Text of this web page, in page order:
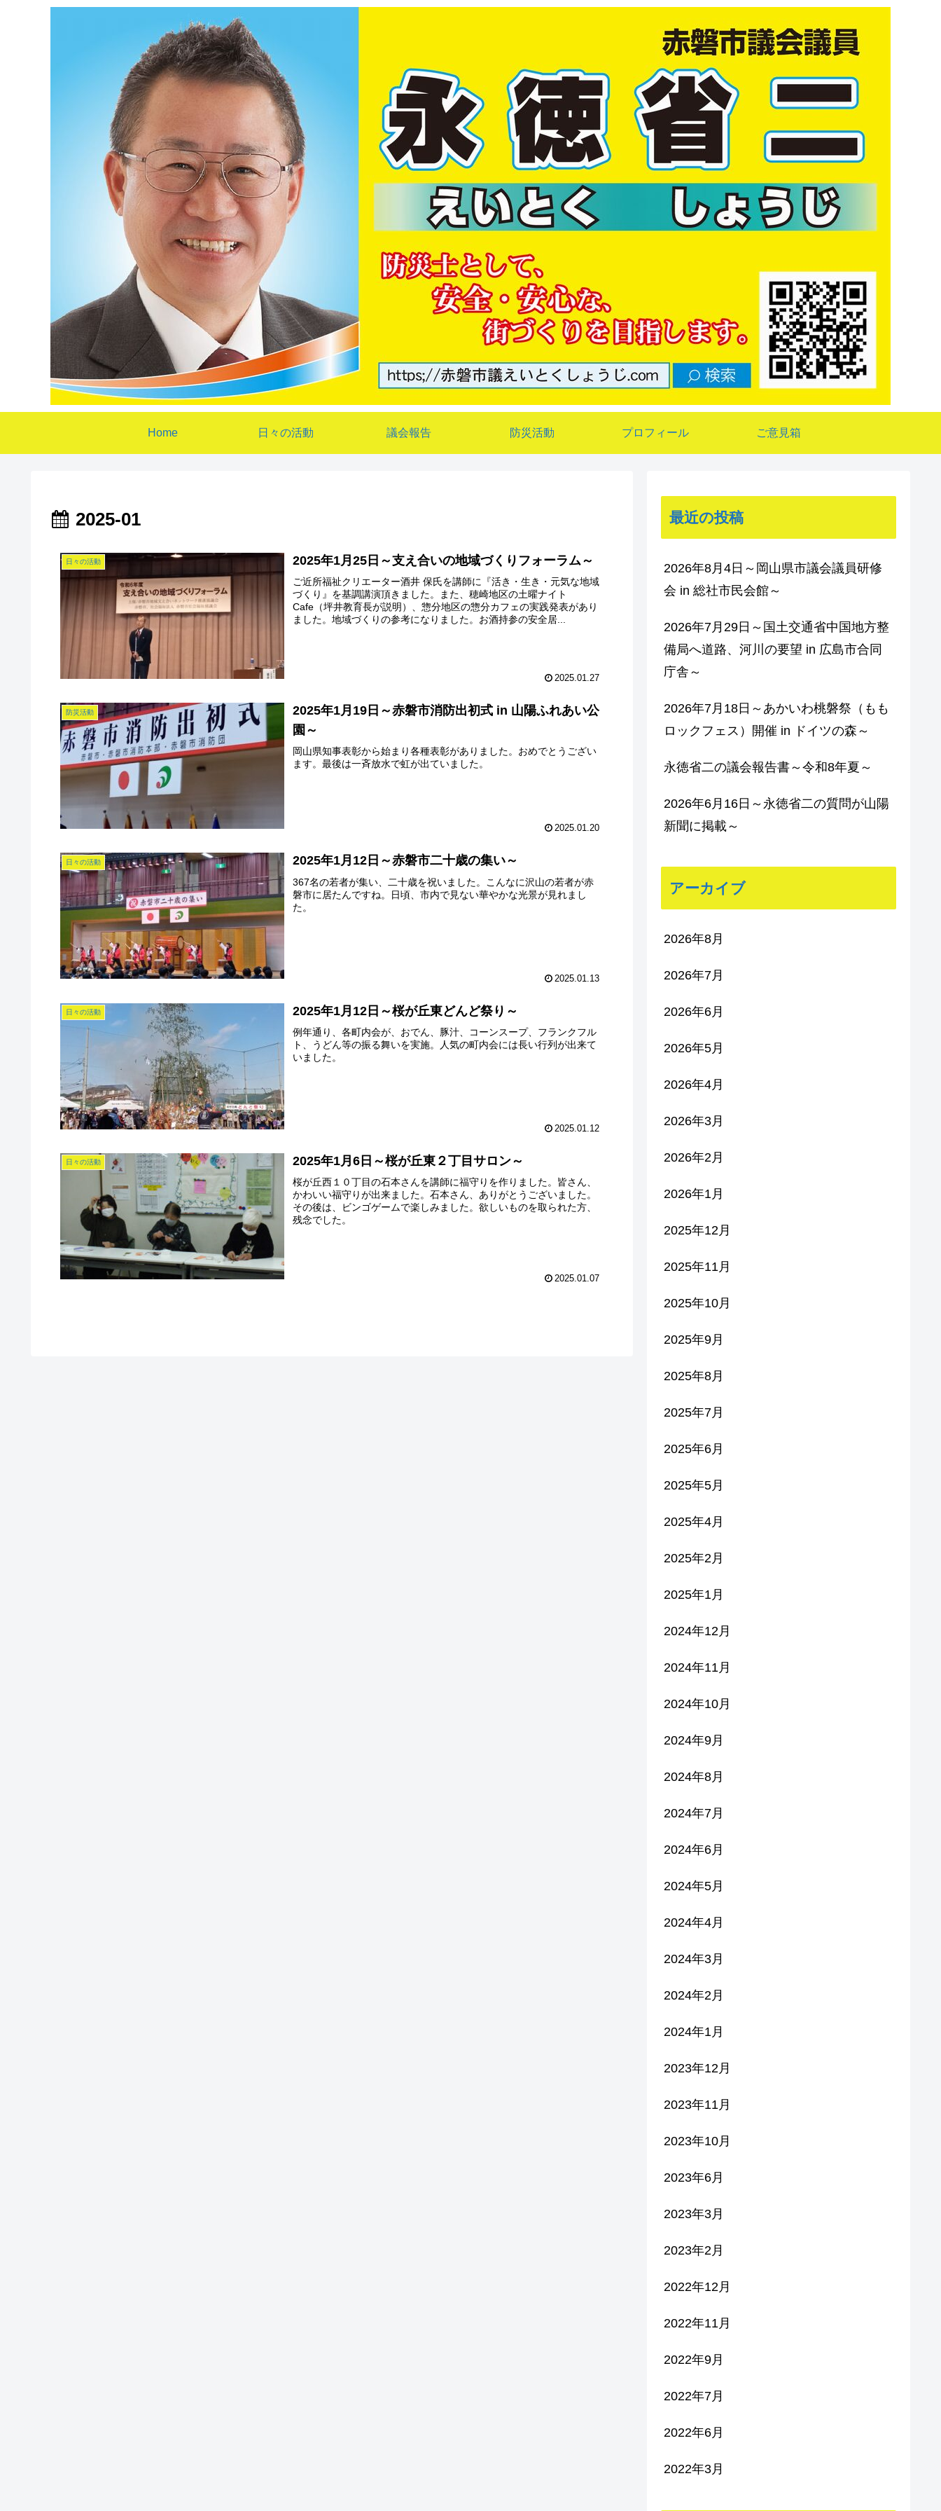
Home 日々の活動 議会報告 防災活動 プロフィール ご意見箱
2025-01
日々の活動 2025年1月25日～支え合いの地域づくりフォーラム～
ご近所福祉クリエーター酒井 保氏を講師に『活き・生き・元気な地域
づくり』を基調講演頂きました。また、穂崎地区の土曜ナイト
Cafe（坪井教育長が説明）、惣分地区の惣分カフェの実践発表があり
ました。地域づくりの参考になりました。お酒持参の安全居...
2025.01.27
防災活動
2025年1月19日～赤磐市消防出初式 in 山陽ふれあい公
園～
岡山県知事表彰から始まり各種表彰がありました。おめでとうござい
ます。最後は一斉放水で虹が出ていました。
2025.01.20
日々の活動 2025年1月12日～赤磐市二十歳の集い～
367名の若者が集い、二十歳を祝いました。こんなに沢山の若者が赤
磐市に居たんですね。日頃、市内で見ない華やかな光景が見れまし
た。
2025.01.13
日々の活動 2025年1月12日～桜が丘東どんど祭り～
例年通り、各町内会が、おでん、豚汁、コーンスープ、フランクフル
ト、うどん等の振る舞いを実施。人気の町内会には長い行列が出来て
いました。
2025.01.12
日々の活動 2025年1月6日～桜が丘東２丁目サロン～
桜が丘西１０丁目の石本さんを講師に福守りを作りました。皆さん、
かわいい福守りが出来ました。石本さん、ありがとうございました。
その後は、ビンゴゲームで楽しみました。欲しいものを取られた方、
残念でした。
2025.01.07
最近の投稿
2026年8月4日～岡山県市議会議員研修
会 in 総社市民会館～
2026年7月29日～国土交通省中国地方整
備局へ道路、河川の要望 in 広島市合同
庁舎～
2026年7月18日～あかいわ桃磐祭（もも
ロックフェス）開催 in ドイツの森～
永徳省二の議会報告書～令和8年夏～
2026年6月16日～永徳省二の質問が山陽
新聞に掲載～
アーカイブ
2026年8月
2026年7月
2026年6月
2026年5月
2026年4月
2026年3月
2026年2月
2026年1月
2025年12月
2025年11月
2025年10月
2025年9月
2025年8月
2025年7月
2025年6月
2025年5月
2025年4月
2025年2月
2025年1月
2024年12月
2024年11月
2024年10月
2024年9月
2024年8月
2024年7月
2024年6月
2024年5月
2024年4月
2024年3月
2024年2月
2024年1月
2023年12月
2023年11月
2023年10月
2023年6月
2023年3月
2023年2月
2022年12月
2022年11月
2022年9月
2022年7月
2022年6月
2022年3月